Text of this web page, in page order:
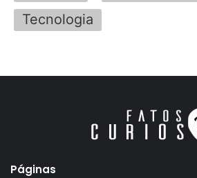
Tecnologia
Páginas